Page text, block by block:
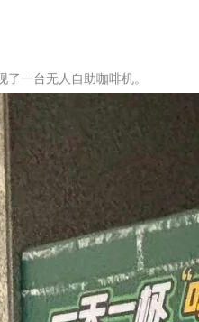
一台无人自助咖啡机。